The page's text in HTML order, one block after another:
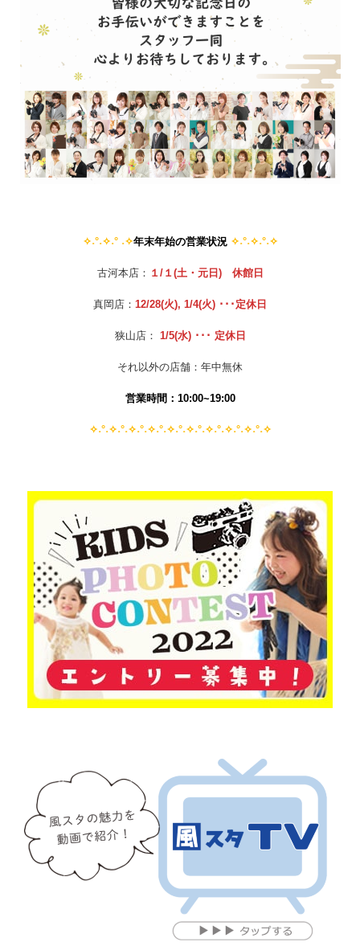
✧˖°˖✧˖° ˖✧年末年始の営業状況 ✧˖°˖✧˖°˖✧
古河本店： １/１(土・元日) 休館日
真岡店： 12/28(火), 1/4(火) ･･･定休日
狭山店： 1/5(水)･･･ 定休日
それ以外の店舗：年中無休
営業時間：10:00~19:00
✧˖°˖✧˖°˖✧˖°˖✧˖°˖✧˖°˖✧˖°˖✧˖°˖✧˖°˖✧˖°˖✧